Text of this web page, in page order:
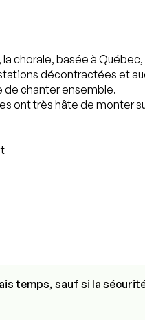
chorale, basée à Québec,
décontractées et
de chanter ensemble.
ont très hâte de monter
temps, sauf si la